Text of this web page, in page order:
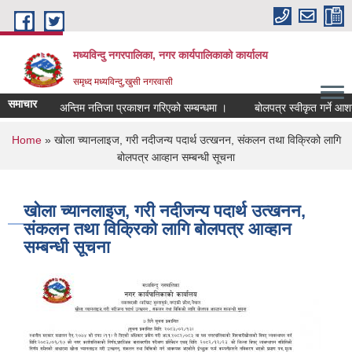
Skip to main content
मध्यविन्दु नगरपालिका, नगर कार्यपालिकाको कार्यालय
समृध्द मध्यविन्दु,खुसी नगरवासी
समाचार अन्तिम नतिजा प्रकाशन गरिएको सम्बन्धमा । बोलपत्र स्वीकृत गर्ने आशयको
You are here
Home» खोला च्यानलाइज, गरी नदीजन्य पदार्थ उत्खनन, संकलन तथा विक्रिको लागि
बोलपत्र आव्हान सम्बन्धी सूचना
खोला च्यानलाइज, गरी नदीजन्य पदार्थ उत्खनन,
संकलन तथा विक्रिको लागि बोलपत्र आव्हान
सम्बन्धी सूचना